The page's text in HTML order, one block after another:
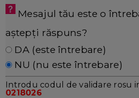
Mesajul tău este o
aștepți răspuns?
DA (este întrebare)
NU (nu este întrebare)
Introdu codul de validare rosu
0218026